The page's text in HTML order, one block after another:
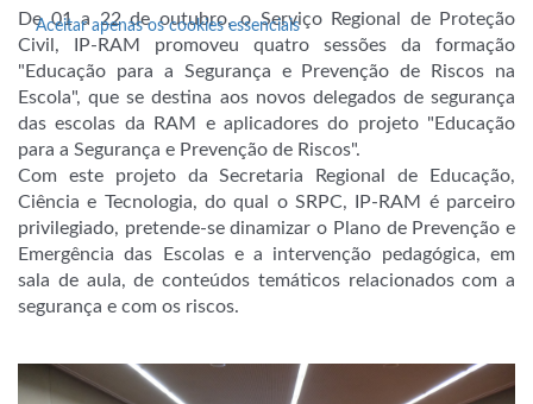
De 01 a 22 de outubro, o Serviço Regional de Proteção
Civil, IP-RAM promoveu quatro sessões da formação
"Educação para a Segurança e Prevenção de Riscos na
Escola", que se destina aos novos delegados de segurança
das escolas da RAM e aplicadores do projeto "Educação
para a Segurança e Prevenção de Riscos".
Com este projeto da Secretaria Regional de Educação,
Ciência e Tecnologia, do qual o SRPC, IP-RAM é parceiro
privilegiado, pretende-se dinamizar o Plano de Prevenção e
Emergência das Escolas e a intervenção pedagógica, em
sala de aula, de conteúdos temáticos relacionados com a
segurança e com os riscos.
Aceitar apenas os cookies essenciais